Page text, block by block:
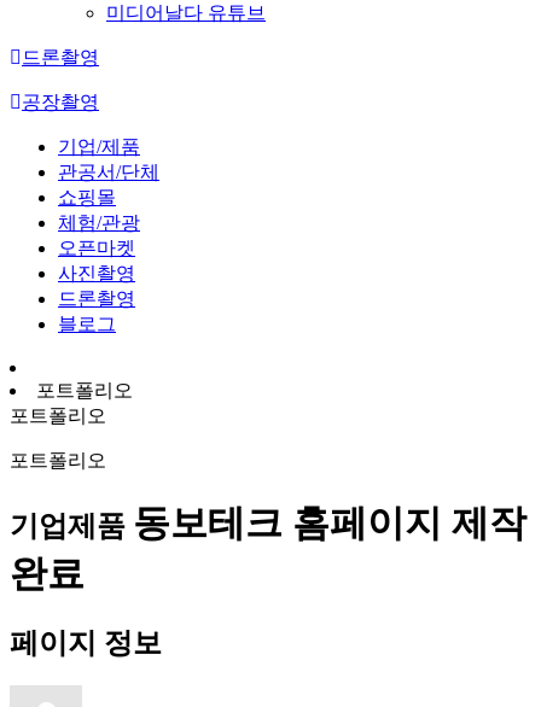
미디어날다 유튜브
드론촬영
공장촬영
기업/제품
관공서/단체
쇼핑몰
체험/관광
오픈마켓
사진촬영
드론촬영
블로그
포트폴리오
포트폴리오
포트폴리오
기업제품 동보테크 홈페이지 제작
완료
페이지 정보